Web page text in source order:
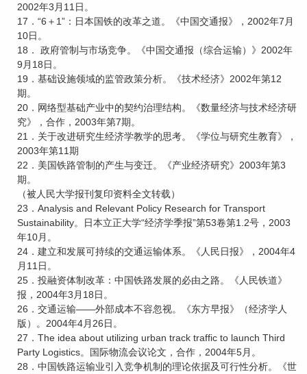
2002年3月11日。
17．“6＋1”：日本国铁的改革之道。《中国交通报》，2002年7月
10日。
18． 政府管制与市场竞争。《中国交通报（综合运输）》2002年
9月18日。
19．基础设施领域的监管政策分析。《技术经济》2002年第12
期。
20．网络型基础产业中的契约治理结构。《数量经济与技术经济研
究》，合作，2003年第7期。
21．关于改进研究生经济学教学的思考。《学位与研究生教育》，
2003年第11期
22．美国铁路管制的产生与变迁。《产业经济研究》2003年第3
期。
（被人民大学报刊复印资料全文转载）
23．Analysis and Relevant Policy Research for Transport
Sustainability。日本立正大学“经济学季报”第53卷第1.2号，2003
年10月。
24．建立和发展可持续的交通运输体系。《人民日报》，2004年4
月11日。
25．投融资体制改革：中国铁路发展的必由之路。《人民铁道》
报，2004年3月18日。
26．交通运输——外部成本不容忽视。《东方早报》（经济学人
版）。2004年4月26日。
27．The idea about utilizing urban track traffic to launch Third
Party Logistics。国际物流会议论文，合作，2004年5月。
28．中国铁路运输业引入竞争机制的理论依据及可行性分析。《世